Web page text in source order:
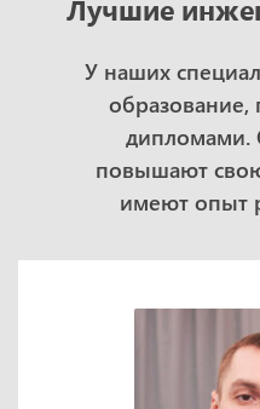
Лучшие
У наших
дипломами.
повышают
имеют опыт